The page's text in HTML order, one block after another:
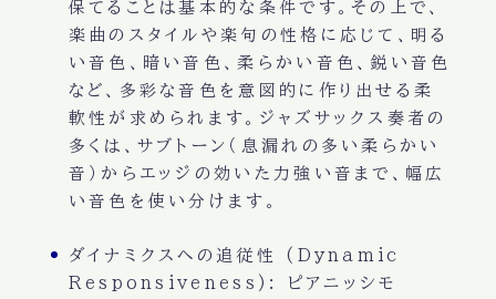
保てることは基本的な条件です。その上で、
楽曲のスタイルや楽句の性格に応じて、明る
い音色、暗い音色、柔らかい音色、鋭い音色
など、多彩な音色を意図的に作り出せる柔
軟性が求められます。ジャズサックス奏者の
多くは、サブトーン（息漏れの多い柔らかい
音）からエッジの効いた力強い音まで、幅広
い音色を使い分けます。
ダイナミクスへの追従性 (Dynamic
Responsiveness):
ピアニッシモ